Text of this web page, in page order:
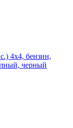
4x4, бензин,
черный